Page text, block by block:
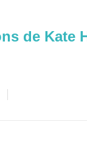
de Kate